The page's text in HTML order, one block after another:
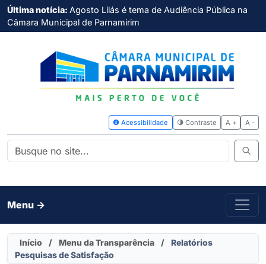
Última notícia: Agosto Lilás é tema de Audiência Pública na
Câmara Municipal de Parnamirim
Menu ->
Início / Menu da Transparência /
Relatórios
Pesquisas de Satisfação